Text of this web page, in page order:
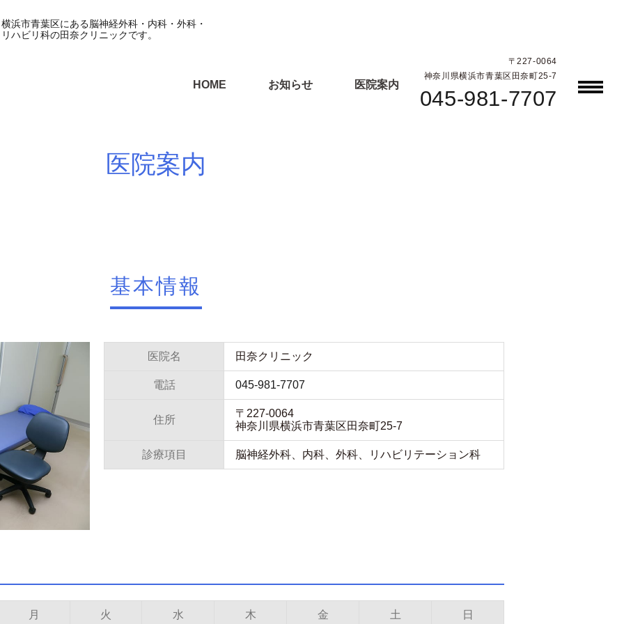
横浜市青葉区にある脳神経外科・内科・外科・
リハビリ科の田奈クリニックです。
HOME お知らせ 医院案内
〒227-0064
神奈川県横浜市青葉区田奈町25-7
045-981-7707
医院案内
基本情報
医院名 田奈クリニック
電話 045-981-7707
住所
〒227-0064
神奈川県横浜市青葉区田奈町25-7
診療項目 脳神経外科、内科、外科、リハビリテーション科
月 火 水 木 金 土 日